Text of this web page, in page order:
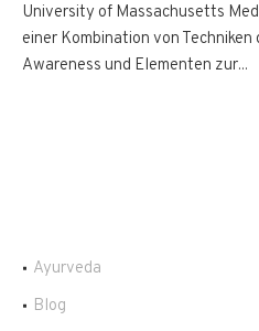
University of Massachusetts
einer Kombination von
Awareness und Elementen zur...
Ayurveda
Blog